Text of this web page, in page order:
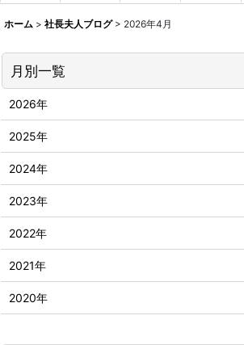
ホーム > 社長夫人ブログ > 2026年4月
月別一覧
2026年
2025年
2024年
2023年
2022年
2021年
2020年